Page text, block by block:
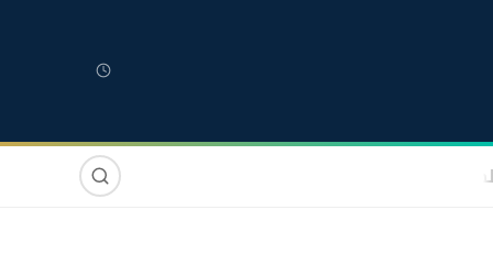
صوت وصورة